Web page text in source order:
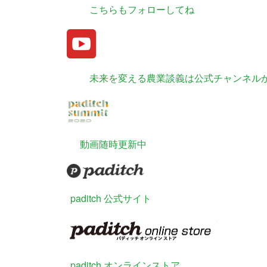
こちらもフォローしてね
未来を変える農業談義は公式チャンネル
動画随時更新中
paditch 公式サイト